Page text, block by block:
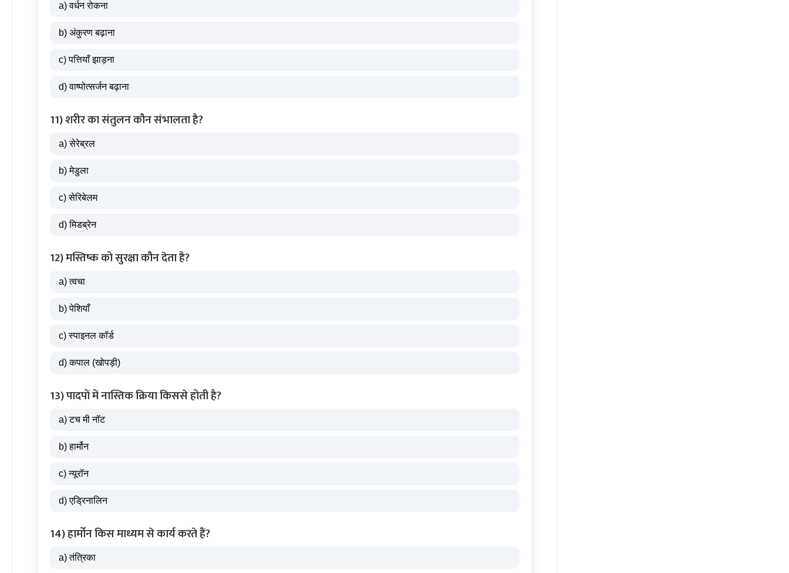
a) वर्धन रोकना
b) अंकुरण बढ़ाना
c) पत्तियाँ झाड़ना
d) वाष्पोत्सर्जन बढ़ाना
11) शरीर का संतुलन कौन संभालता है?
a) सेरेब्रल
b) मेडुला
c) सेरिबेलम
d) मिडब्रेन
12) मस्तिष्क को सुरक्षा कौन देता है?
a) त्वचा
b) पेशियाँ
c) स्पाइनल कॉर्ड
d) कपाल (खोपड़ी)
13) पादपों में नास्तिक क्रिया किससे होती है?
a) टच मी नॉट
b) हार्मोन
c) न्यूरॉन
d) एड्रिनालिन
14) हार्मोन किस माध्यम से कार्य करते हैं?
a) तंत्रिका